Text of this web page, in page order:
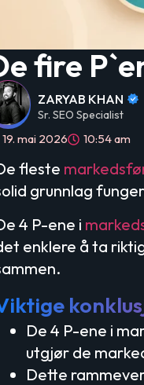
fire
ZARYAB KHAN
Sr. SEO Specialist
19. mai 2026 10:54 am
fleste
grunnlag
4 P-ene i
enklere å ta
De 4 P-ene i
utgjør de
Dette